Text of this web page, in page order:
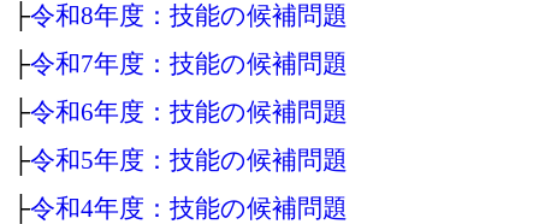
├令和8年度：技能の候補問題
├令和7年度：技能の候補問題
├令和6年度：技能の候補問題
├令和5年度：技能の候補問題
├令和4年度：技能の候補問題